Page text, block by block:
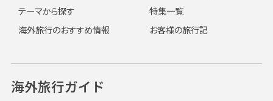
テーマから探す
特集一覧
海外旅行のおすすめ情報
お客様の旅行記
海外旅行ガイド